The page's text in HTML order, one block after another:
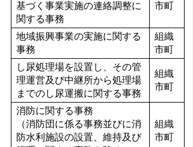
基づく事業実施の連絡調整に
関する事務
市町
地域振興事業の実施に関する
事務
組織
市町
し尿処理場を設置し、その管
理運営及び中継所から処理場
までのし尿運搬に関する事務
組織
市町
消防に関する事務
（消防団に係る事務並びに消
防水利施設の設置、維持及び
組織
市町